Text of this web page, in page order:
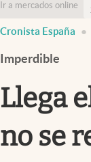
Ir a mercados online
Cronista España
Imperdible
Llega
no se